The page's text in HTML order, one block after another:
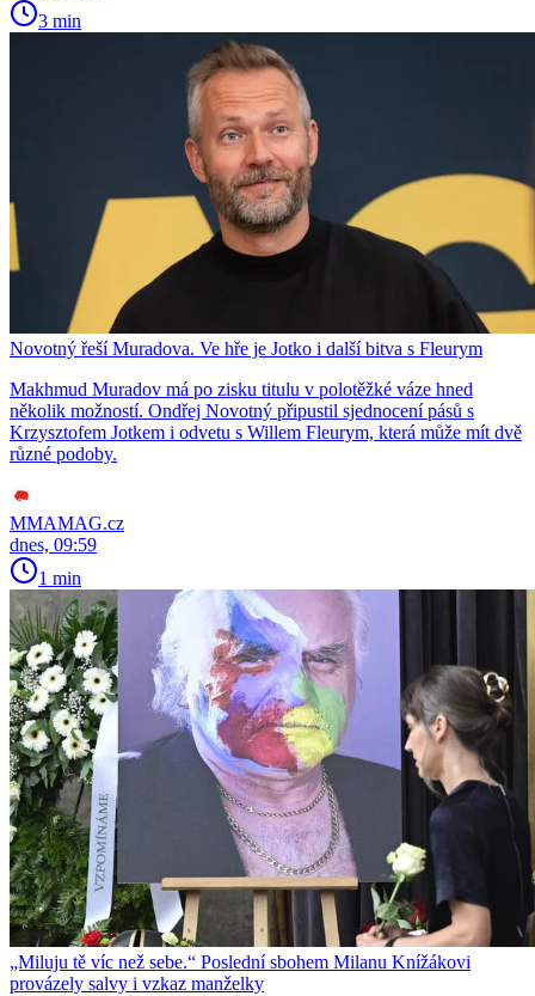
3 min
Novotný řeší Muradova. Ve hře je Jotko i další bitva s Fleurym
Makhmud Muradov má po zisku titulu v polotěžké váze hned
několik možností. Ondřej Novotný připustil sjednocení pásů s
Krzysztofem Jotkem i odvetu s Willem Fleurym, která může mít dvě
různé podoby.
MMAMAG.cz
dnes, 09:59
1 min
„Miluju tě víc než sebe.“ Poslední sbohem Milanu Knížákovi
provázely salvy i vzkaz manželky